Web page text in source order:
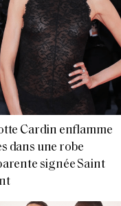
Cardin enflamme
dans une robe
signée Saint